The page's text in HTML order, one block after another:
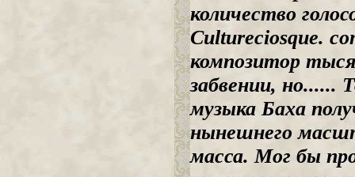
количество
Cultureciosque.
композитор
забвении, но......
музыка Баха
нынешнего
масса. Мог бы